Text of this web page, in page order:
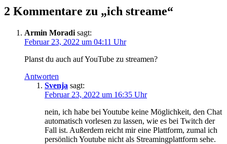
2 Kommentare zu „ich streame“
Armin Moradi sagt:
Februar 23, 2022 um 04:11 Uhr
Planst du auch auf YouTube zu streamen?
Antworten
Svenja sagt:
Februar 23, 2022 um 16:35 Uhr
nein, ich habe bei Youtube keine Möglichkeit, den Chat
automatisch vorlesen zu lassen, wie es bei Twitch der
Fall ist. Außerdem reicht mir eine Plattform, zumal ich
persönlich Youtube nicht als Streamingplattform sehe.